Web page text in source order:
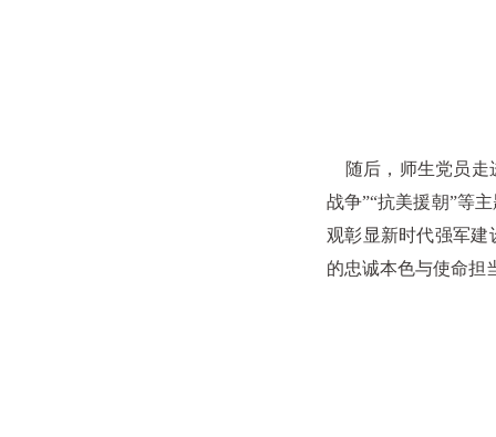
随后，师生党员走
战争”“抗美援朝”等
观彰显新时代强军建
的忠诚本色与使命担